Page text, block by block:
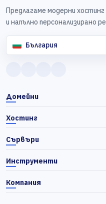
Предлагаме модерни
и напълно персонализирано
България
Домейни
Хостинг
Сървъри
Инструменти
Компания